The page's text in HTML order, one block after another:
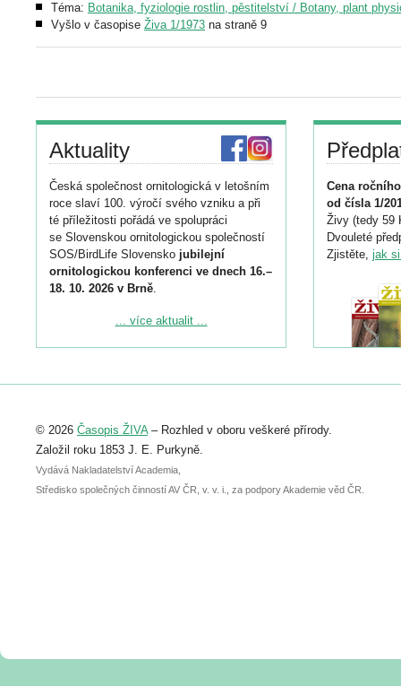
Téma: Botanika, fyziologie rostlin, pěstitelství / Botany, plant
Vyšlo v časopise Živa 1/1973 na straně 9
Aktuality
Česká společnost ornitologická v letošním
roce slaví 100. výročí svého vzniku a při
té příležitosti pořádá ve spolupráci
se Slovenskou ornitologickou společností
SOS/BirdLife Slovensko jubilejní
ornitologickou konferenci ve dnech 16.–
18. 10. 2026 v Brně.
Podrobnější informace ke konferenci
Registrovat se můžete do 6. září.
abstraktu přihlášené přednášky nebo
posteru je už 30. června.
... více aktualit ...
Cena
od čísla 1/
Živy (tedy 59
Dvouleté
Zjistěte, jak
© 2026 Časopis ŽIVA– Rozhled v oboru veškeré přírody.
Založil roku 1853 J. E. Purkyně.
Vydává Nakladatelství Academia,
Středisko společných činností AV ČR, v. v. i., za podpory Akademie věd ČR.